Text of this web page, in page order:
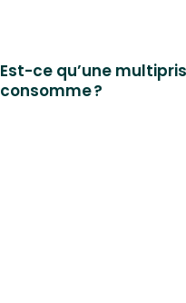
Est-ce qu’une
consomme ?